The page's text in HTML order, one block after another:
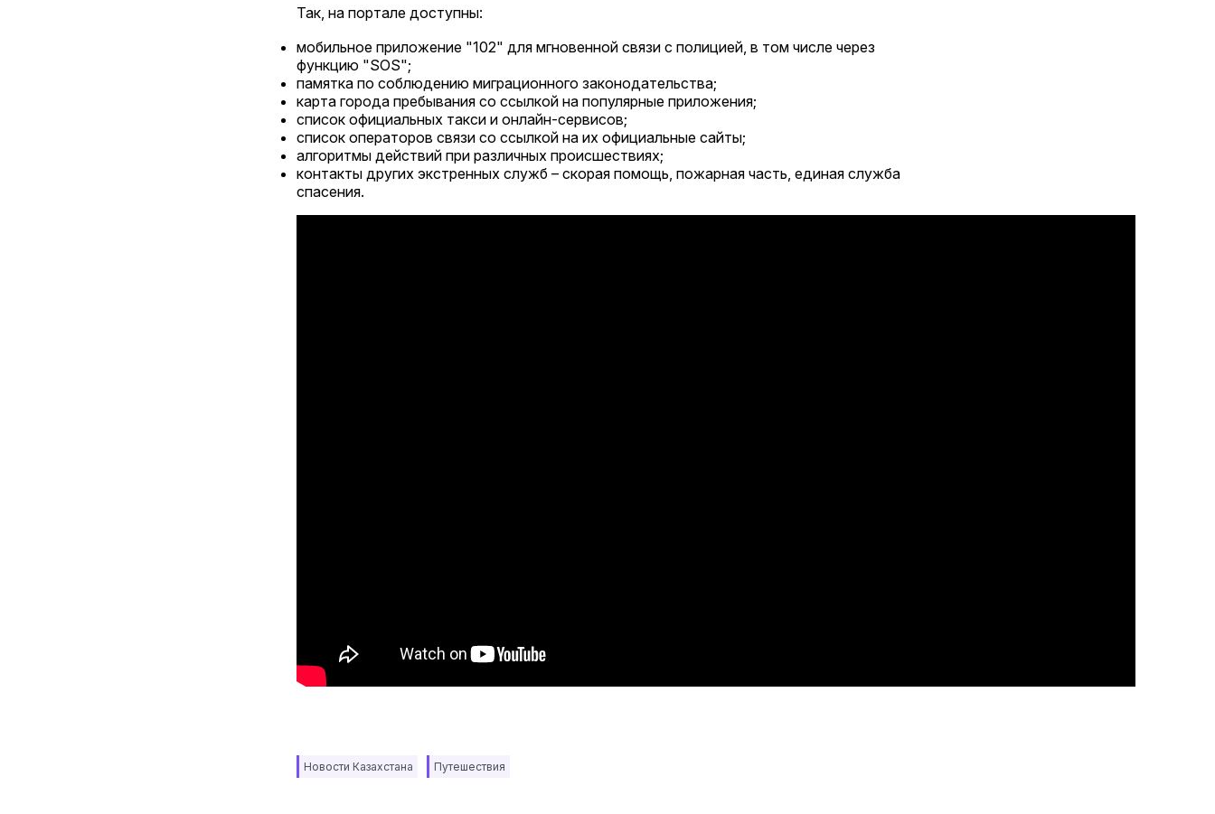
Так, на портале доступны:
мобильное приложение "102" для мгновенной связи с полицией, в том числе через
функцию "SOS";
памятка по соблюдению миграционного законодательства;
карта города пребывания со ссылкой на популярные приложения;
список официальных такси и онлайн-сервисов;
список операторов связи со ссылкой на их официальные сайты;
алгоритмы действий при различных происшествиях;
контакты других экстренных служб – скорая помощь, пожарная часть, единая служба
спасения.
Новости Казахстана Путешествия